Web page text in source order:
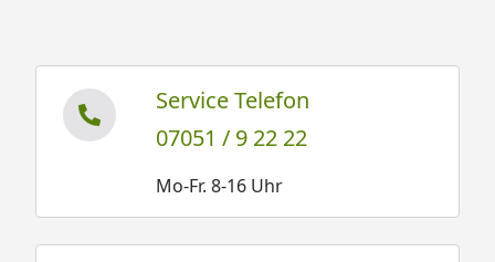
Service Telefon
07051 / 9 22 22
Mo-Fr. 8-16 Uhr